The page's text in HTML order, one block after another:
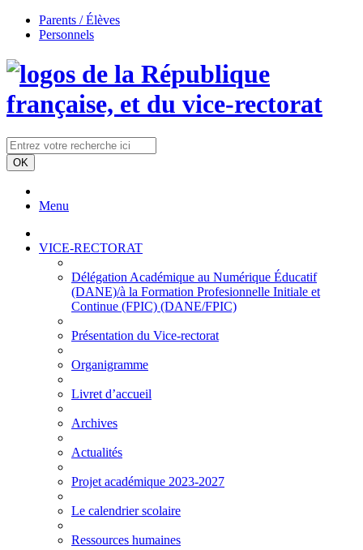
Parents / Élèves
Personnels
Menu
VICE-RECTORAT
Délégation Académique au Numérique Éducatif
(DANE)/à la Formation Profesionnelle Initiale et
Continue (FPIC) (DANE/FPIC)
Présentation du Vice-rectorat
Organigramme
Livret d’accueil
Archives
Actualités
Projet académique 2023-2027
Le calendrier scolaire
Ressources humaines